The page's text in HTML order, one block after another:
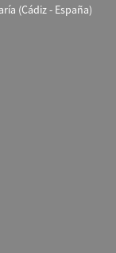
(Cádiz - España)